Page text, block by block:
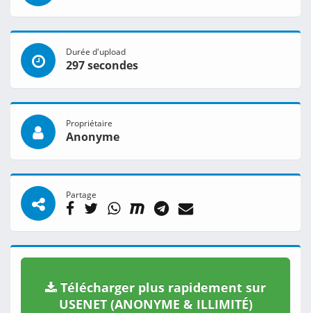
Durée d'upload
297 secondes
Propriétaire
Anonyme
Partage
Télécharger plus rapidement sur
USENET (ANONYME & ILLIMITÉ)